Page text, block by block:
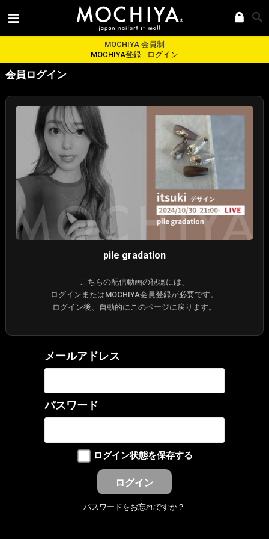
MOCHIYA 会員制
MOCHIYA登録
ログイン
会員ログイン
pile gradation
こちらの配信動画の視聴には、
ログインまたはMOCHIYA会員登録が必要です。
ログイン後、自動的にこのページに戻ります。
メールアドレス
パスワード
ログイン状態を保存する
パスワードをお忘れですか？